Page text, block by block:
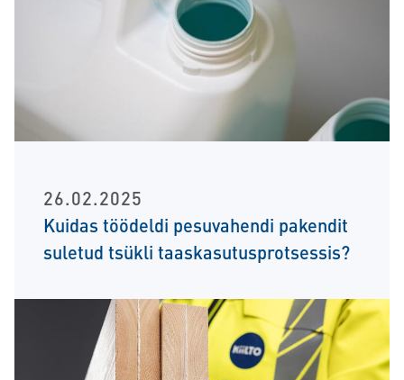
26.02.2025
Kuidas töödeldi pesuvahendi pakendit
suletud tsükli taaskasutusprotsessis?